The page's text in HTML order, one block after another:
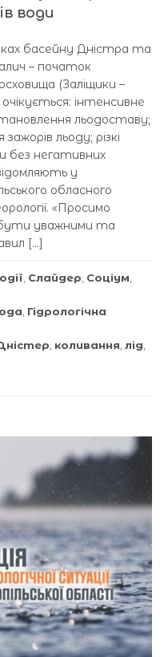
води
басейну Дністра та
– початок
(Заліщики –
інтенсивне
льодоставу;
льоду; різкі
без негативних
у
обласного
«Просимо
уважними та
[…]
Слайдер Соціум
Гідрологічна
коливання лід